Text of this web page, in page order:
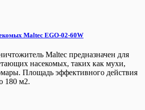
Maltec EGO-02-60W
Maltec предназначен для
насекомых, таких как мухи,
Площадь эффективного действия
180 м2.